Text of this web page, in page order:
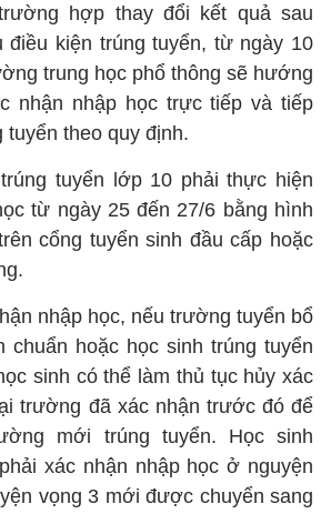
hợp thay đổi kết quả sau
điều kiện trúng tuyển, từ ngày 10
trung học phổ thông sẽ hướng
nhận nhập học trực tiếp và tiếp
tuyển theo quy định.
tuyển lớp 10 phải thực hiện
từ ngày 25 đến 27/6 bằng hình
cổng tuyển sinh đầu cấp hoặc
nhập học, nếu trường tuyển bổ
chuẩn hoặc học sinh trúng tuyển
sinh có thể làm thủ tục hủy xác
trường đã xác nhận trước đó để
mới trúng tuyển. Học sinh
xác nhận nhập học ở nguyện
vọng 3 mới được chuyển sang